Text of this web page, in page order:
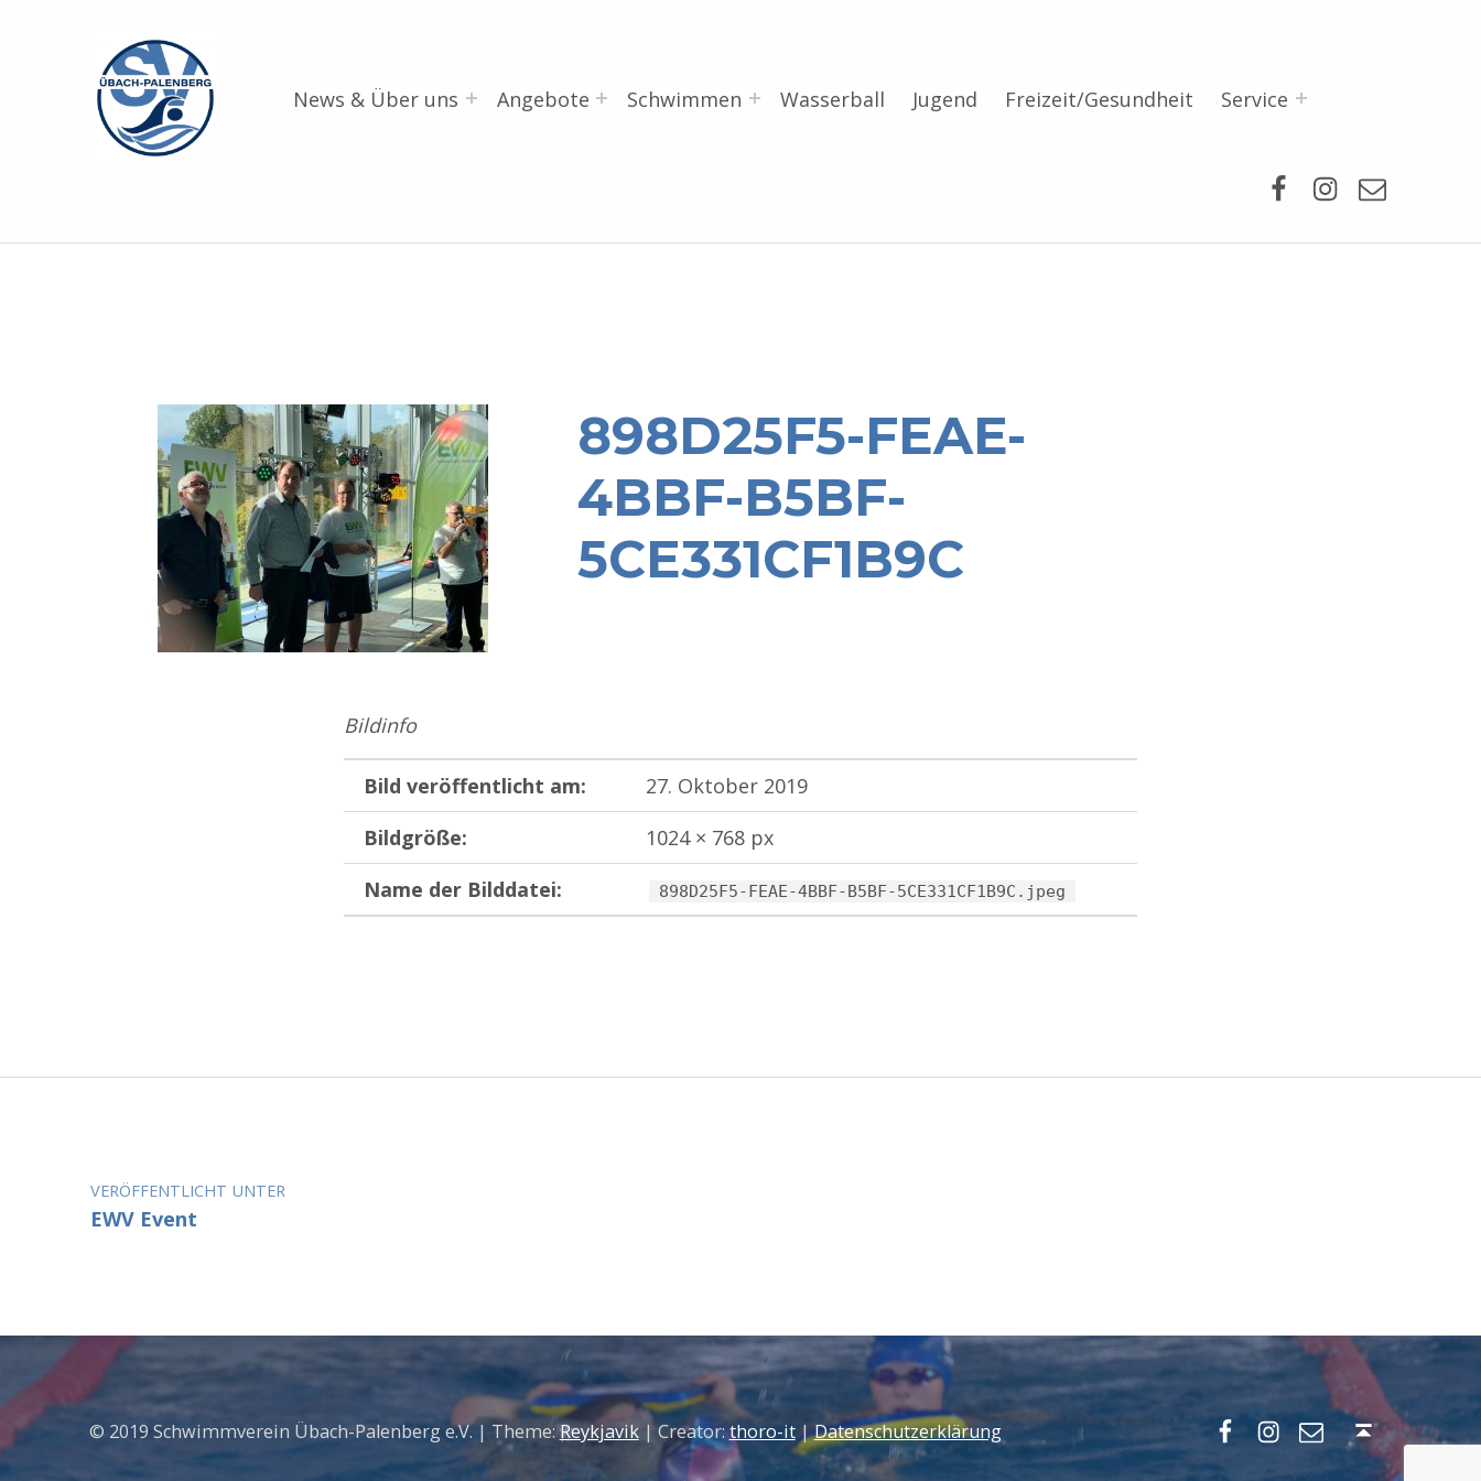
News & Über uns Angebote Schwimmen Wasserball Jugend Freizeit/Gesundheit Service
898D25F5-FEAE-
4BBF-B5BF-
5CE331CF1B9C
Bildinfo
Bild veröffentlicht am:
27. Oktober 2019
Bildgröße:
1024 × 768 px
Name der Bilddatei:
898D25F5-FEAE-4BBF-B5BF-5CE331CF1B9C.jpeg
Zurück zur Hauptnavigation springen
Beitragsnavigation
VERÖFFENTLICHT UNTER
EWV Event
© 2019 Schwimmverein Übach-Palenberg e.V. | Theme:Reykjavik| Creator:thoro-it|Datenschutzerklärung
Facebook
Instagram
Mail Nach oben ↑